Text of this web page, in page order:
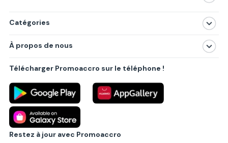
Catégories
Produits
Villes principales
À propos de nous
Politique de confidentialité
Règlements
Partenariat B2B
Blog
Contact
Télécharger Promoaccro sur le téléphone !
Restez à jour avec Promoaccro